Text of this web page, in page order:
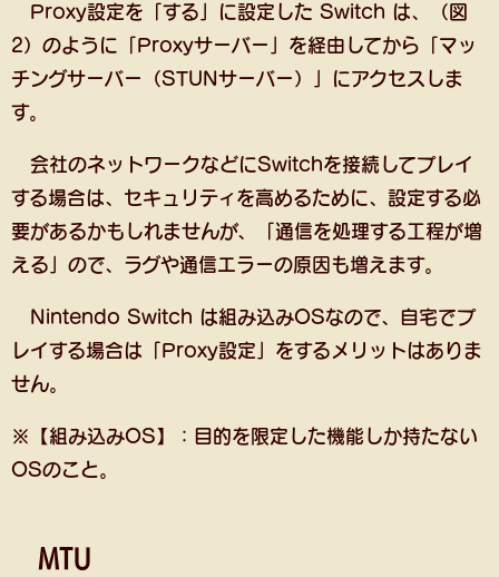
Proxy設定を「する」に設定した Switch は、（図
2）のように「Proxyサーバー」を経由してから「マッ
チングサーバー（STUNサーバー）」にアクセスしま
す。
会社のネットワークなどにSwitchを接続してプレイ
する場合は、セキュリティを高めるために、設定する必
要があるかもしれませんが、「通信を処理する工程が増
える」ので、ラグや通信エラーの原因も増えます。
Nintendo Switch は組み込みOSなので、自宅でプ
レイする場合は「Proxy設定」をするメリットはありま
せん。
※【組み込みOS】：目的を限定した機能しか持たない
OSのこと。
MTU